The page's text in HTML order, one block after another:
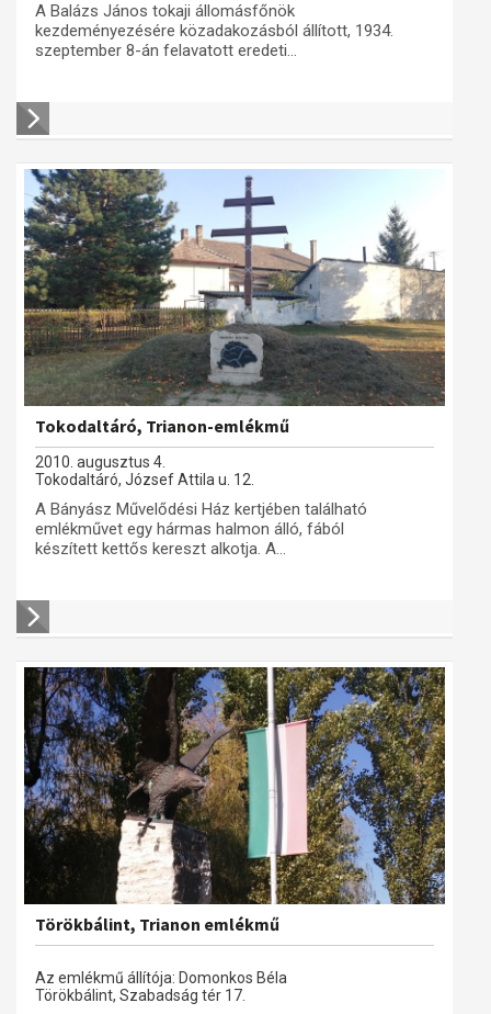
A Balázs János tokaji állomásfőnök
kezdeményezésére közadakozásból állított, 1934.
szeptember 8-án felavatott eredeti...
Tokodaltáró, Trianon-emlékmű
2010. augusztus 4.
Tokodaltáró, József Attila u. 12.
A Bányász Művelődési Ház kertjében található
emlékművet egy hármas halmon álló, fából
készített kettős kereszt alkotja. A...
Törökbálint, Trianon emlékmű
Az emlékmű állítója: Domonkos Béla
Törökbálint, Szabadság tér 17.